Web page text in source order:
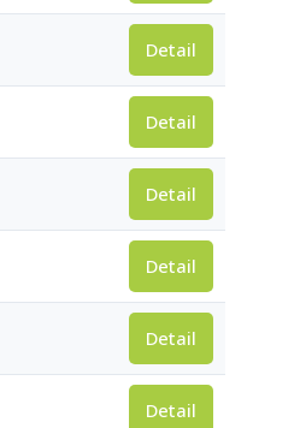
Detail
Detail
Detail
Detail
Detail
Detail